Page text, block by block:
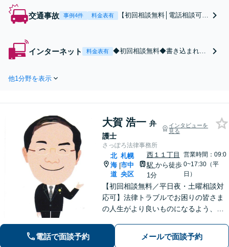
交通事故 事例4件 料金表有
【初回相談無料│電話相談可】
被害の経験も踏まえ、依頼者
さまに寄り添いながらサポー
インターネット 料金表有
◆初回相談無料◆書き込まれた
イ・グーグル・X関連が得意で
や訴訟がなされた場合の交渉、
訴訟も対応可！
他1分野を表示
大賀 浩一 弁
護士
インタビューを
見る
さっぽろ法律事務所
北
海
道
|
札幌
市中
央区
西１１丁目
駅 から徒歩
1分
営業時間：09:0
0~17:30（平
日）
【初回相談無料／平日夜・土曜相談対
応可】法律トラブルでお困りの皆さま
の人生がより良いものになるよう、誠
や、離婚、相続、不動産など、お気軽
にご相談ください。 ※電話やメールで
電話で面談予約 メールで面談予約